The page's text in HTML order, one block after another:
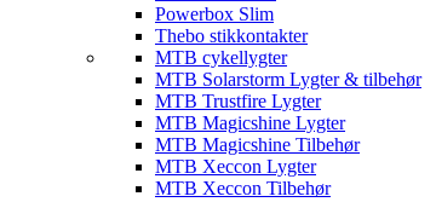
Powerbox Slim
Thebo stikkontakter
MTB cykellygter
MTB Solarstorm Lygter & tilbehør
MTB Trustfire Lygter
MTB Magicshine Lygter
MTB Magicshine Tilbehør
MTB Xeccon Lygter
MTB Xeccon Tilbehør